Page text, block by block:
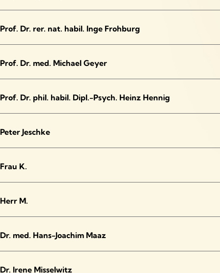
Prof. Dr. rer. nat. habil. Inge Frohburg
Prof. Dr. med. Michael Geyer
Prof. Dr. phil. habil. Dipl.-Psych. Heinz Hennig
Peter Jeschke
Frau K.
Herr M.
Dr. med. Hans-Joachim Maaz
Dr. Irene Misselwitz